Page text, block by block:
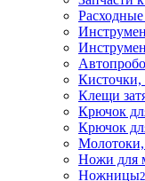
Кисточки,
Клещи
Крючок
Крючок
Молотоки,
Ножи для
Ножницы